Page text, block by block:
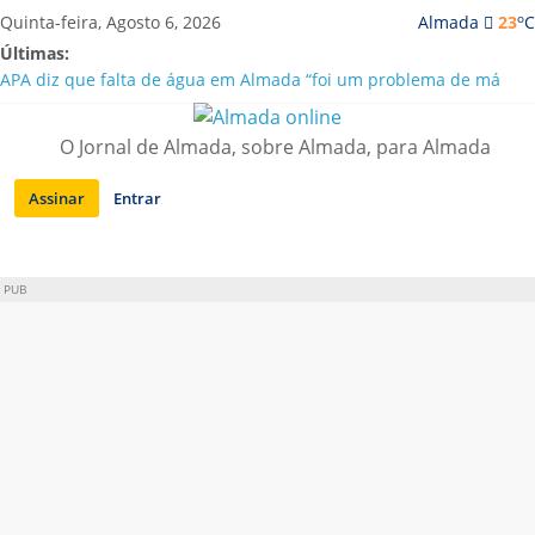
Saltar
para
conteúdo
Almada 23oC
Quinta-feira, Agosto 6, 2026
Últimas:
APA diz que falta de água em Almada “foi um problema de má
Laranjeiro | Cultura pop asiática invade a Casa Amarela
Ponte 25 de Abril celebra 60 anos com programa cultural entre
Lisboa e Almada
Situação de alerta em Almada renovada até final de Agosto
O Jornal de Almada, sobre Almada, para Almada
Assinar Entrar
PUB